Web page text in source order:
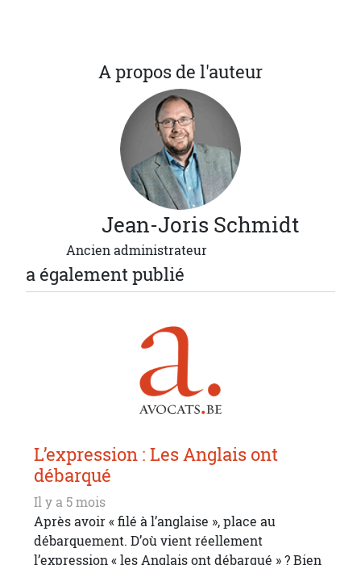
A propos de l'auteur
Jean-Joris Schmidt
Ancien administrateur
a également publié
L’expression : Les Anglais ont
débarqué
Il y a 5 mois
Après avoir « filé à l’anglaise », place au
débarquement. D’où vient réellement
l’expression « les Anglais ont débarqué » ? Bien